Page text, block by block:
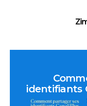
identifiants